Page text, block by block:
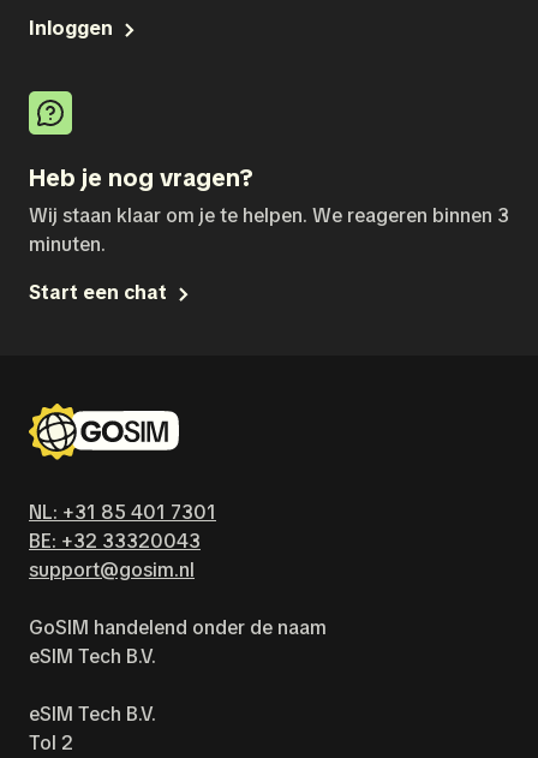
Inloggen
Heb je nog vragen?
Wij staan klaar om je te helpen. We reageren binnen 3
minuten.
Start een chat
NL: +31 85 401 7301
BE: +32 33320043
support@gosim.nl
GoSIM handelend onder de naam
eSIM Tech B.V.
eSIM Tech B.V.
Tol 2